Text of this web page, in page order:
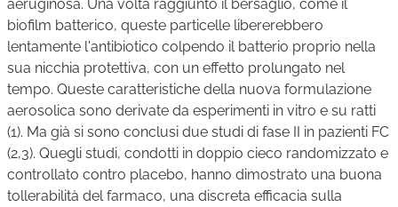
aeruginosa. Una volta raggiunto il bersaglio, come il
biofilm batterico, queste particelle libererebbero
lentamente l'antibiotico colpendo il batterio proprio nella
sua nicchia protettiva, con un effetto prolungato nel
tempo. Queste caratteristiche della nuova formulazione
aerosolica sono derivate da esperimenti in vitro e su ratti
(1). Ma già si sono conclusi due studi di fase II in pazienti FC
(2,3). Quegli studi, condotti in doppio cieco randomizzato e
controllato contro placebo, hanno dimostrato una buona
tollerabilità del farmaco, una discreta efficacia sulla